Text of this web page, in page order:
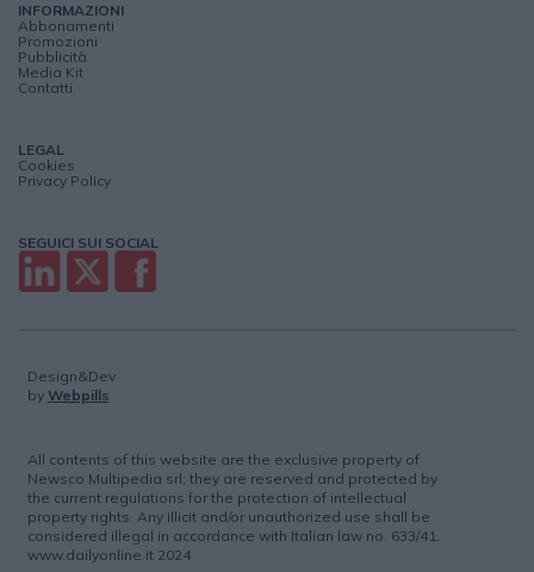
INFORMAZIONI
Abbonamenti
Promozioni
Pubblicità
Media Kit
Contatti
LEGAL
Cookies
Privacy Policy
SEGUICI SUI SOCIAL
Design&Dev
by Webpills
All contents of this website are the exclusive property of
Newsco Multipedia srl; they are reserved and protected by
the current regulations for the protection of intellectual
property rights. Any illicit and/or unauthorized use shall be
considered illegal in accordance with Italian law no. 633/41.
www.dailyonline.it 2024